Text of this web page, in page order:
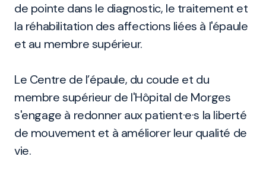
de pointe dans le diagnostic, le traitement et
la réhabilitation des affections liées à l'épaule
et au membre supérieur.
Le Centre de l’épaule, du coude et du
membre supérieur de l'Hôpital de Morges
s'engage à redonner aux patient·e·s la liberté
de mouvement et à améliorer leur qualité de
vie.